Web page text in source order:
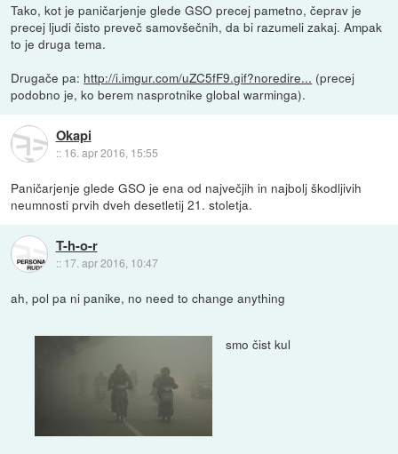
Tako, kot je paničarjenje glede GSO precej pametno, čeprav je
precej ljudi čisto preveč samovšečnih, da bi razumeli zakaj. Ampak
to je druga tema.
Drugače pa: http://i.imgur.com/uZC5fF9.gif?noredire... (precej
podobno je, ko berem nasprotnike global warminga).
Okapi
:: 16. apr 2016, 15:55
Paničarjenje glede GSO je ena od največjih in najbolj škodljivih
neumnosti prvih dveh desetletij 21. stoletja.
T-h-o-r
:: 17. apr 2016, 10:47
ah, pol pa ni panike, no need to change anything
smo čist kul